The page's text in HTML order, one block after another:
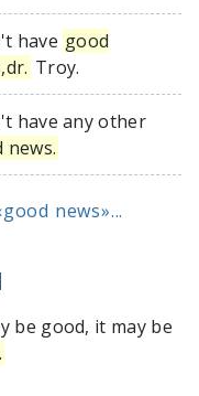
have good
Troy.
have any other
news.
news»...
be good, it may be